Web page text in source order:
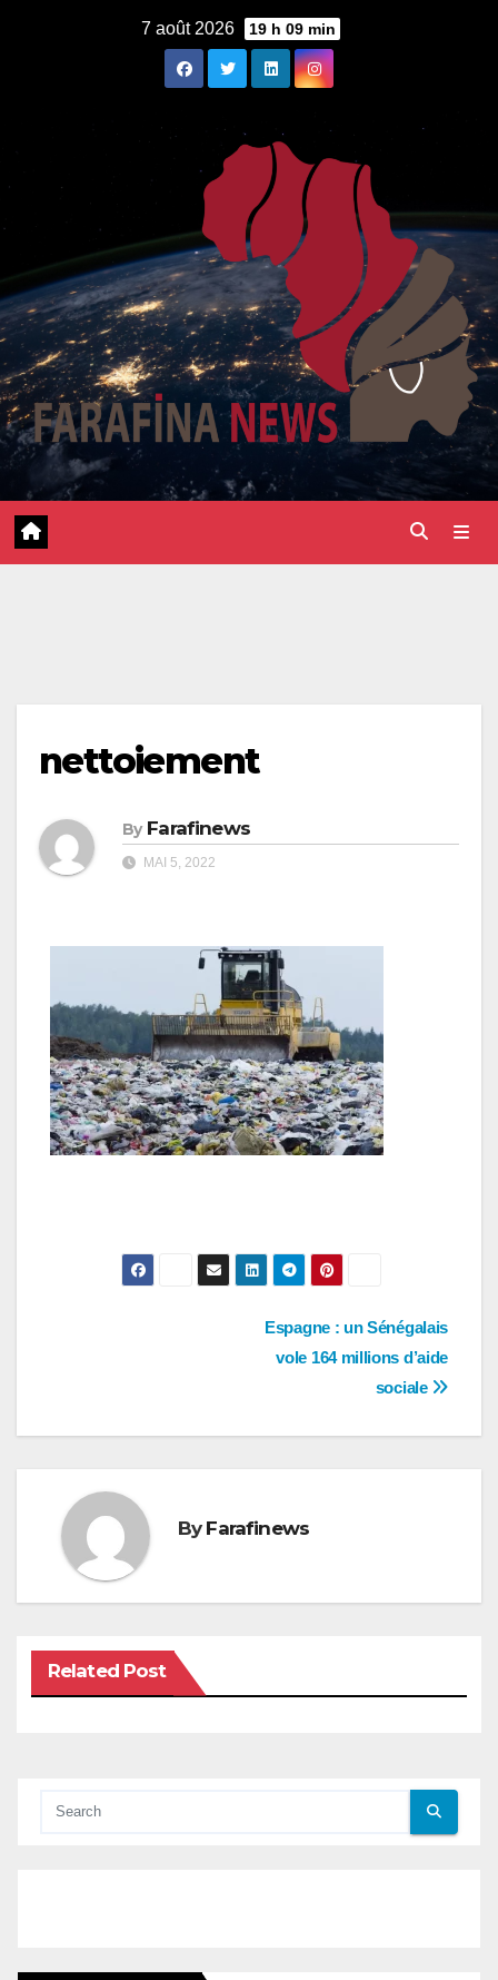
7 août 2026 19 h 09 min
nettoiement
By Farafinews
MAI 5, 2022
l’article
Espagne : un Sénégalais
vole 164 millions d’aide
sociale
By Farafinews
Related Post